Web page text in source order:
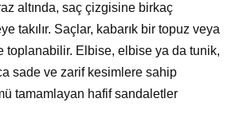
altında, saç çizgisine birkaç
takılır. Saçlar, kabarık bir topuz veya
toplanabilir. Elbise, elbise ya da tunik,
sade ve zarif kesimlere sahip
tamamlayan hafif sandaletler